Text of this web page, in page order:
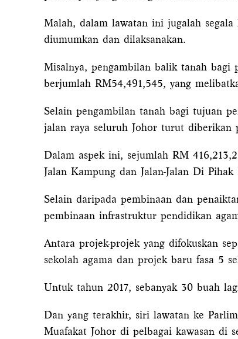
Malah, dalam lawatan ini jugalah
diumumkan dan dilaksanakan.
Misalnya, pengambilan balik tanah bagi
berjumlah RM54,491,545, yang
Selain pengambilan tanah bagi tujuan
jalan raya seluruh Johor turut diberikan
Dalam aspek ini, sejumlah RM
Jalan Kampung dan Jalan-Jalan Di Pihak
Selain daripada pembinaan dan
pembinaan infrastruktur pendidikan
Antara projek-projek yang difokuskan
sekolah agama dan projek baru fasa 5
Untuk tahun 2017, sebanyak 30 buah
Dan yang terakhir, siri lawatan ke
Muafakat Johor di pelbagai kawasan di